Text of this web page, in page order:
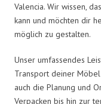
Valencia. Wir wissen,
kann und möchten dir
möglich zu gestalten.
Unser umfassendes
Transport deiner
auch die Planung und
Verpacken bis hin zur